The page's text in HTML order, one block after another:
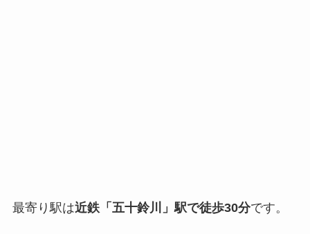
最寄り駅は近鉄「五十鈴川」駅で徒歩30分です。